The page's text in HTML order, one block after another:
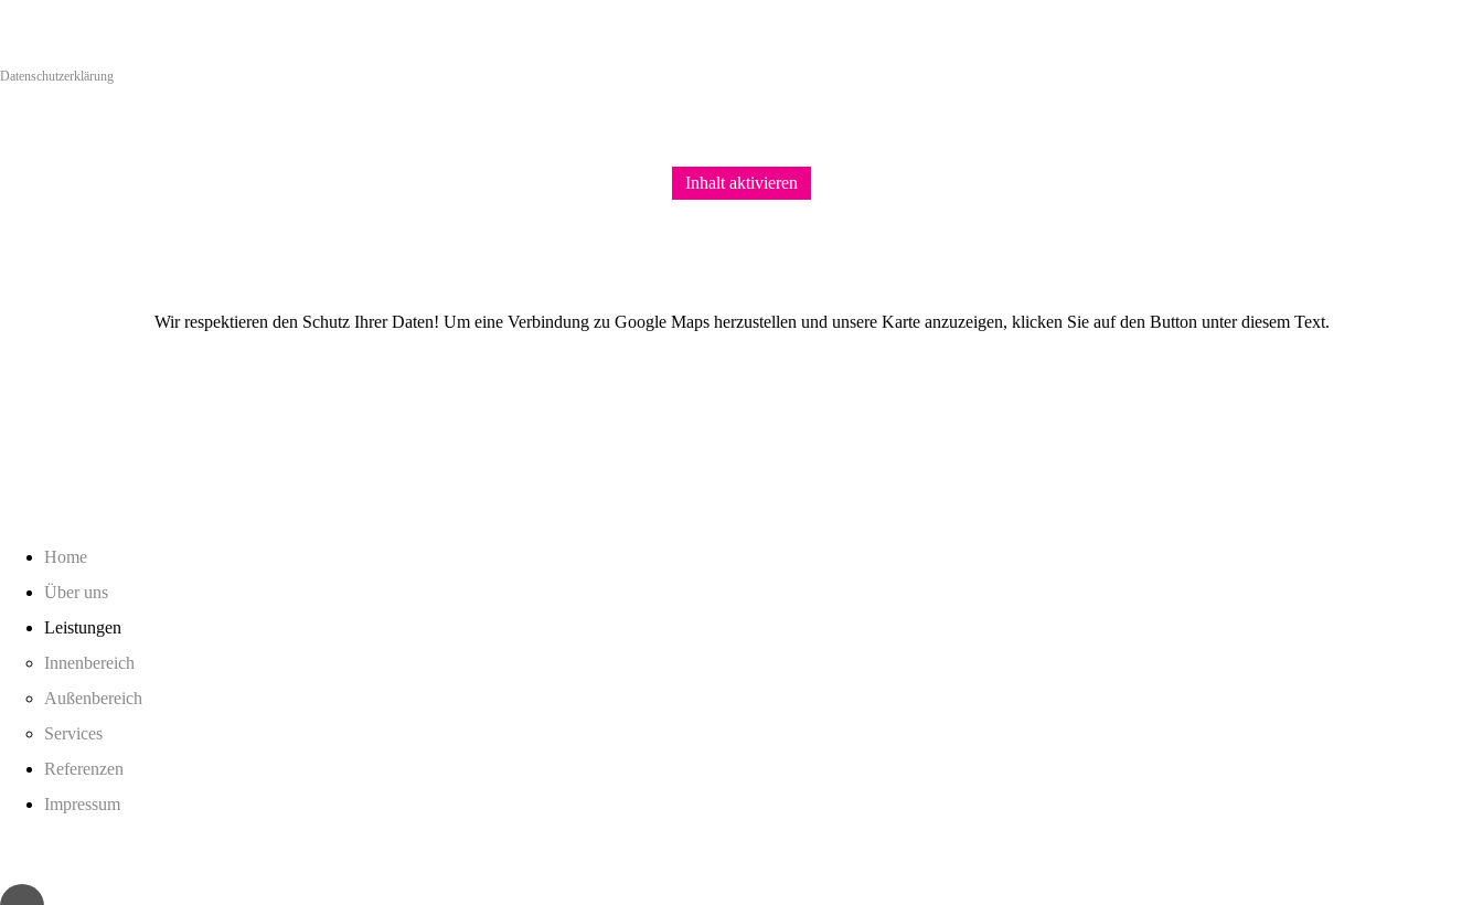
Datenschutzerklärung
Wir respektieren den Schutz Ihrer Daten! Um eine Verbindung zu Google Maps herzustellen und unsere Karte anzuzeigen, klicken Sie auf den Button unter diesem Text.
Inhalt aktivieren
Home
Über uns
Leistungen
Innenbereich
Außenbereich
Services
Referenzen
Impressum